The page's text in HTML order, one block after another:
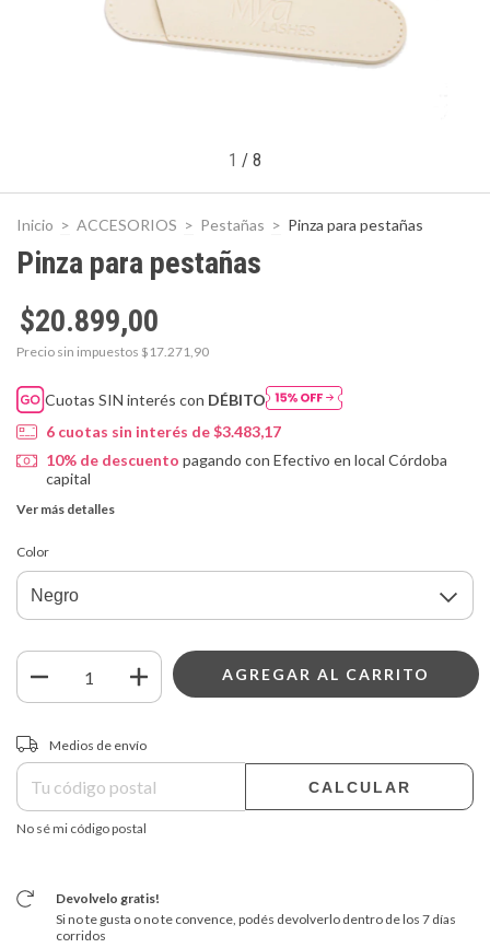
1 / 8
Inicio > ACCESORIOS > Pestañas > Pinza para pestañas
Pinza para pestañas
$20.899,00
Precio sin impuestos $17.271,90
Cuotas SIN interés con DÉBITO
6 cuotas sin interés de$3.483,17
10% de descuento pagando con Efectivo en local Córdoba
capital
Ver más detalles
Color
Entregas para el CP:
Medios de envío
CALCULAR
No sé mi código postal
Devolvelo gratis!
Si no te gusta o no te convence, podés devolverlo dentro de los 7 días
corridos